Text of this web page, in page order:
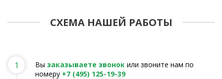
СХЕМА НАШЕЙ РАБОТЫ
1 Вы заказываете звонок или звоните нам по
номеру +7 (495) 125-19-39